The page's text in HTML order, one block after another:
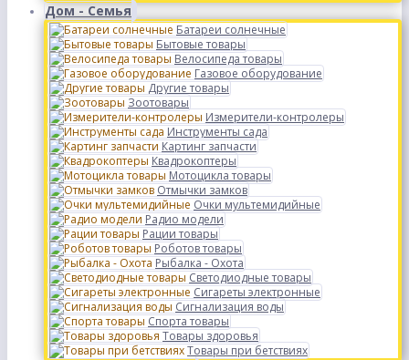
Дом - Семья
Батареи солнечные
Бытовые товары
Велосипеда товары
Газовое оборудование
Другие товары
Зоотовары
Измерители-контролеры
Инструменты сада
Картинг запчасти
Квадрокоптеры
Мотоцикла товары
Отмычки замков
Очки мультемидийные
Радио модели
Рации товары
Роботов товары
Рыбалка - Охота
Светодиодные товары
Сигареты электронные
Сигнализация воды
Спорта товары
Товары здоровья
Товары при бетствиях